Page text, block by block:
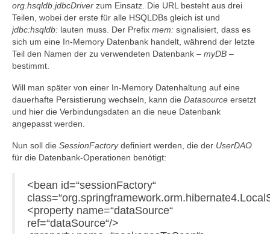
org.hsqldb.jdbcDriver zum Einsatz. Die URL besteht aus drei
Teilen, wobei der erste für alle HSQLDBs gleich ist und
jdbc:hsqldb: lauten muss. Der Prefix mem: signalisiert, dass es
sich um eine In-Memory Datenbank handelt, während der letzte
Teil den Namen der zu verwendeten Datenbank – myDB –
bestimmt.
Will man später von einer In-Memory Datenhaltung auf eine
dauerhafte Persistierung wechseln, kann die Datasource ersetzt
und hier die Verbindungsdaten an die neue Datenbank
angepasst werden.
Nun soll die SessionFactorydefiniert werden, die der UserDAO
für die Datenbank-Operationen benötigt:
<bean id=“sessionFactory“
<property name=“dataSource“
ref=“dataSource“/>